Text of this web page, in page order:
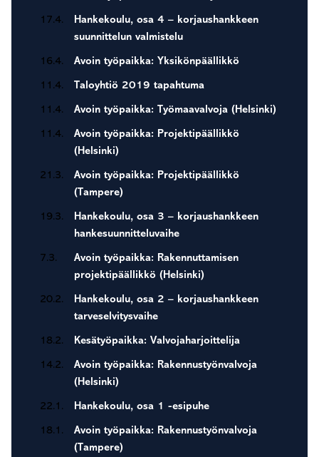
17.4.
Hankekoulu, osa 4 – korjaushankkeen
suunnittelun valmistelu
16.4. Avoin työpaikka: Yksikönpäällikkö
11.4. Taloyhtiö 2019 tapahtuma
11.4. Avoin työpaikka: Työmaavalvoja (Helsinki)
11.4.
Avoin työpaikka: Projektipäällikkö
(Helsinki)
21.3.
Avoin työpaikka: Projektipäällikkö
(Tampere)
19.3.
Hankekoulu, osa 3 – korjaushankkeen
hankesuunnitteluvaihe
7.3.
Avoin työpaikka: Rakennuttamisen
projektipäällikkö (Helsinki)
20.2.
Hankekoulu, osa 2 – korjaushankkeen
tarveselvitysvaihe
18.2. Kesätyöpaikka: Valvojaharjoittelija
14.2.
Avoin työpaikka: Rakennustyönvalvoja
(Helsinki)
22.1. Hankekoulu, osa 1 -esipuhe
18.1.
Avoin työpaikka: Rakennustyönvalvoja
(Tampere)